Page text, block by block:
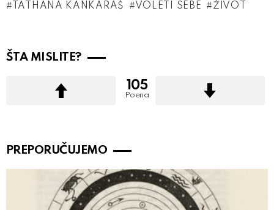
TATHANA KANKARAŠ
VOLETI SEBE ŽIVOT
ŠTA MISLITE?
105
Poena
PREPORUČUJEMO